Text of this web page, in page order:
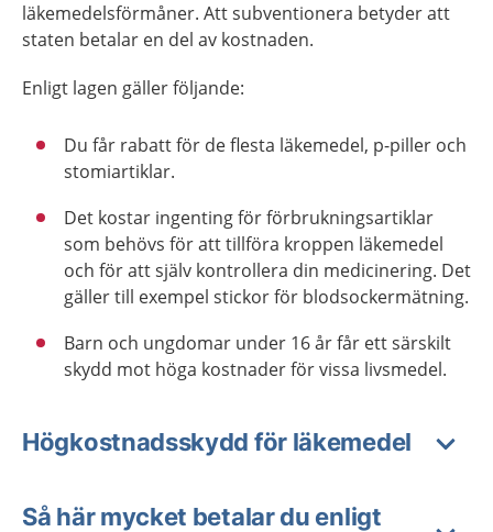
läkemedelsförmåner. Att subventionera betyder att
staten betalar en del av kostnaden.
Enligt lagen gäller följande:
Du får rabatt för de flesta läkemedel, p-piller och
stomiartiklar.
Det kostar ingenting för förbrukningsartiklar
som behövs för att tillföra kroppen läkemedel
och för att själv kontrollera din medicinering. Det
gäller till exempel stickor för blodsockermätning.
Barn och ungdomar under 16 år får ett särskilt
skydd mot höga kostnader för vissa livsmedel.
Högkostnadsskydd för läkemedel
Så här mycket betalar du enligt